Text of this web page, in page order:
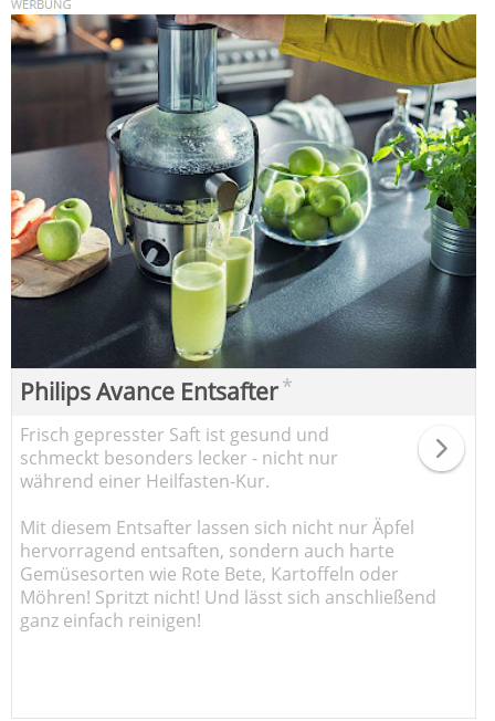
Philips Avance Entsafter*
Frisch gepresster Saft ist gesund und
schmeckt besonders lecker - nicht nur
während einer Heilfasten-Kur.
Mit diesem Entsafter lassen sich nicht nur Äpfel
hervorragend entsaften, sondern auch harte
Gemüsesorten wie Rote Bete, Kartoffeln oder
Möhren! Spritzt nicht! Und lässt sich anschließend
ganz einfach reinigen!